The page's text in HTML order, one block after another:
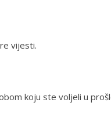
vijesti.
koju ste voljeli u